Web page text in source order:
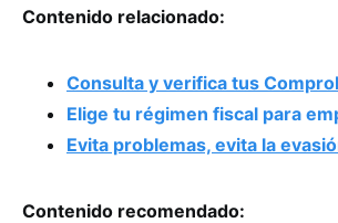
Contenido relacionado:
Consulta y verifica tus
Elige tu régimen fiscal para
Evita problemas, evita la
Contenido recomendado: